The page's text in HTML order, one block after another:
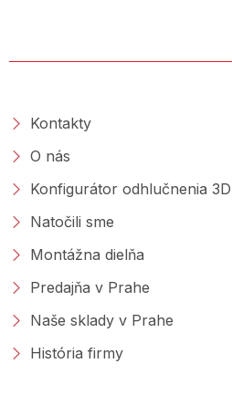
Kontakty
O nás
Konfigurátor odhlučnenia 3D
Natočili sme
Montážna dielňa
Predajňa v Prahe
Naše sklady v Prahe
História firmy